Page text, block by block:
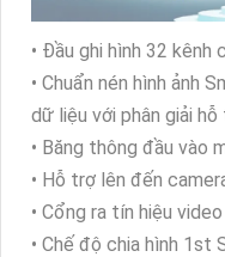
• Đầu ghi hình 32 kênh
• Chuẩn nén hình ảnh
dữ liệu với phân giải
• Băng thông đầu vào
• Hỗ trợ lên đến
• Cổng ra tín hiệu
• Chế độ chia hình